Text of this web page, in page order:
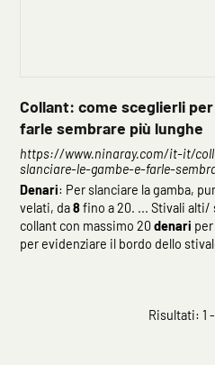
Collant: come sceglierli
farle sembrare più lunghe
https://www.ninaray.com/it-it/
slanciare-le-gambe-e-farle-
Denari: Per slanciare la gamba,
velati, da8fino a 20. ... Stivali
collant con massimo 20denari per
per evidenziare il bordo dello
Risultati: 1